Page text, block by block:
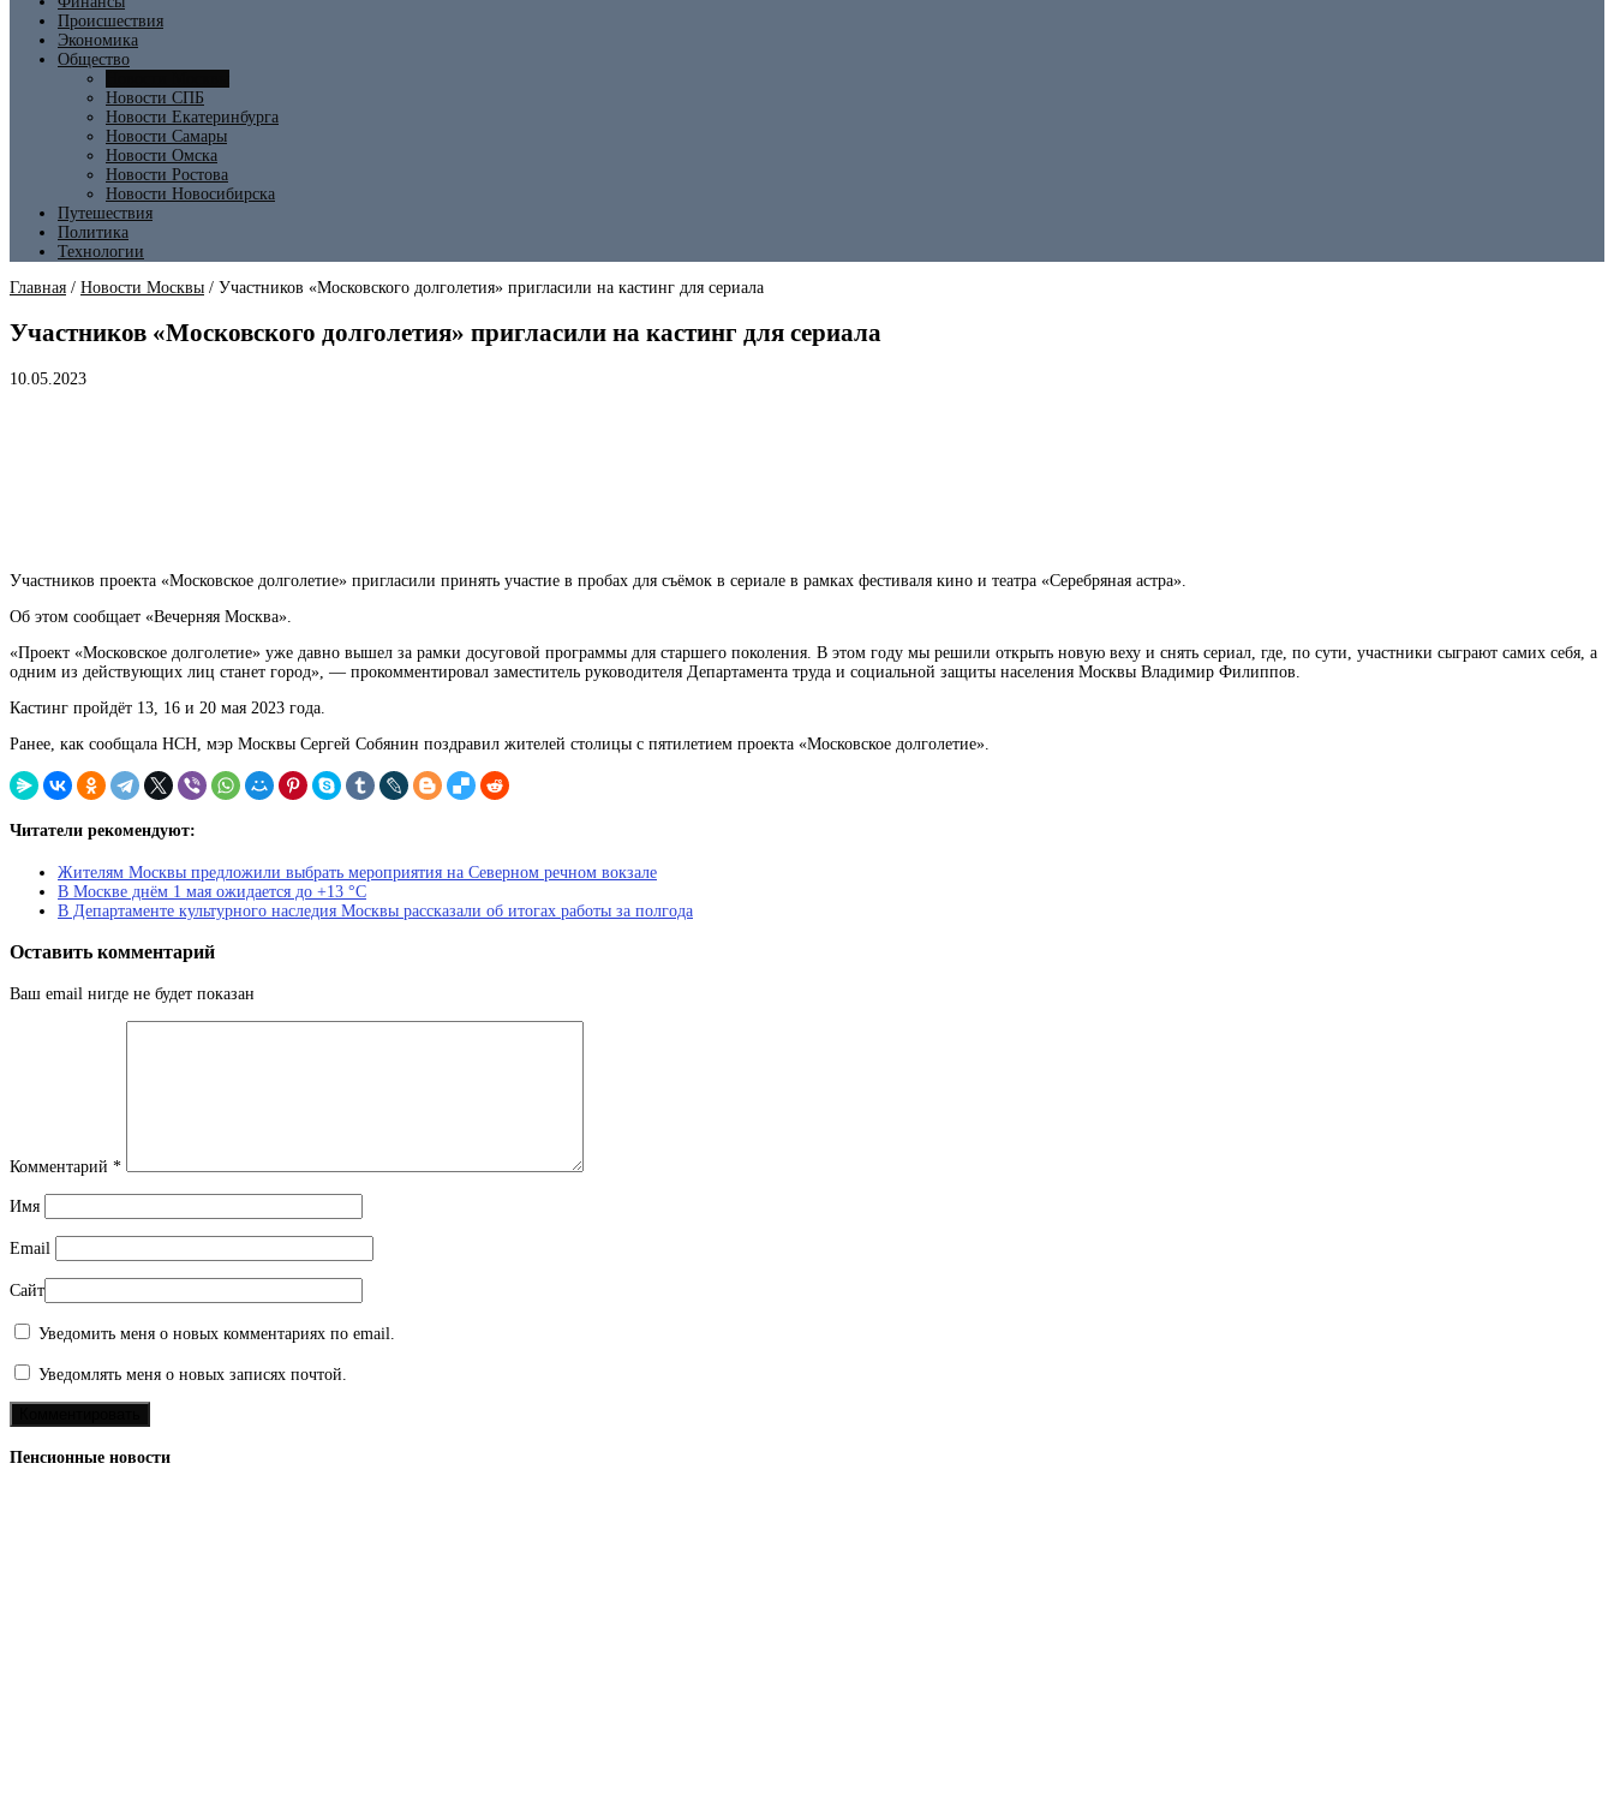
Происшествия
Экономика
Общество
Новости СПБ
Новости Екатеринбурга
Новости Самары
Новости Омска
Новости Ростова
Новости Новосибирска
Путешествия
Политика
Технологии
Главная / Новости Москвы / Участников «Московского долголетия» пригласили на кастинг для сериала
Участников «Московского долголетия» пригласили на кастинг для сериала
10.05.2023
Участников проекта «Московское долголетие» пригласили принять участие в пробах для съёмок в сериале в рамках фестиваля кино и театра «Серебряная астра».
Об этом сообщает «Вечерняя Москва».
«Проект «Московское долголетие» уже давно вышел за рамки досуговой программы для старшего поколения. В этом году мы решили открыть новую веху и снять сериал, где, по сути, участники сыграют самих себя, а
одним из действующих лиц станет город», — прокомментировал заместитель руководителя Департамента труда и социальной защиты населения Москвы Владимир Филиппов.
Кастинг пройдёт 13, 16 и 20 мая 2023 года.
Ранее, как сообщала НСН, мэр Москвы Сергей Собянин поздравил жителей столицы с пятилетием проекта «Московское долголетие».
Читатели рекомендуют:
Жителям Москвы предложили выбрать мероприятия на Северном речном вокзале
В Москве днём 1 мая ожидается до +13 °C
В Департаменте культурного наследия Москвы рассказали об итогах работы за полгода
Оставить комментарий
Ваш email нигде не будет показан
Комментарий *
Имя
Email
Сайт
Уведомить меня о новых комментариях по email.
Уведомлять меня о новых записях почтой.
Пенсионные новости